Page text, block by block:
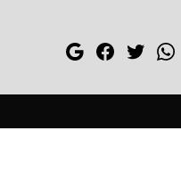
GoogleFacebook
Twitter